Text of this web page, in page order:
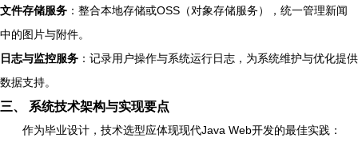
文件存储服务 ：整合本地存储或OSS（对象存储服务），统一管理新闻
中的图片与附件。
日志与监控服务 ：记录用户操作与系统运行日志，为系统维护与优化提供
数据支持。
三、 系统技术架构与实现要点
作为毕业设计，技术选型应体现现代Java Web开发的最佳实践：